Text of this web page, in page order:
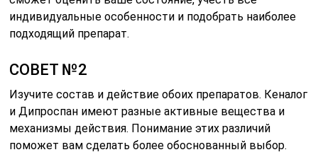
индивидуальные особенности и подобрать наиболее
подходящий препарат.
СОВЕТ №2
Изучите состав и действие обоих препаратов. Кеналог
и Дипроспан имеют разные активные вещества и
механизмы действия. Понимание этих различий
поможет вам сделать более обоснованный выбор.